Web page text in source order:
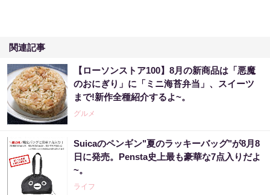
関連記事
【ローソンストア100】8月の新商品は「悪魔
のおにぎり」に「ミニ海苔弁当」、スイーツ
まで!新作全種紹介するよ~。
グルメ
Suicaのペンギン"夏のラッキーバッグ"が8月8
日に発売。Pensta史上最も豪華な7点入りだよ
~。
ライフ